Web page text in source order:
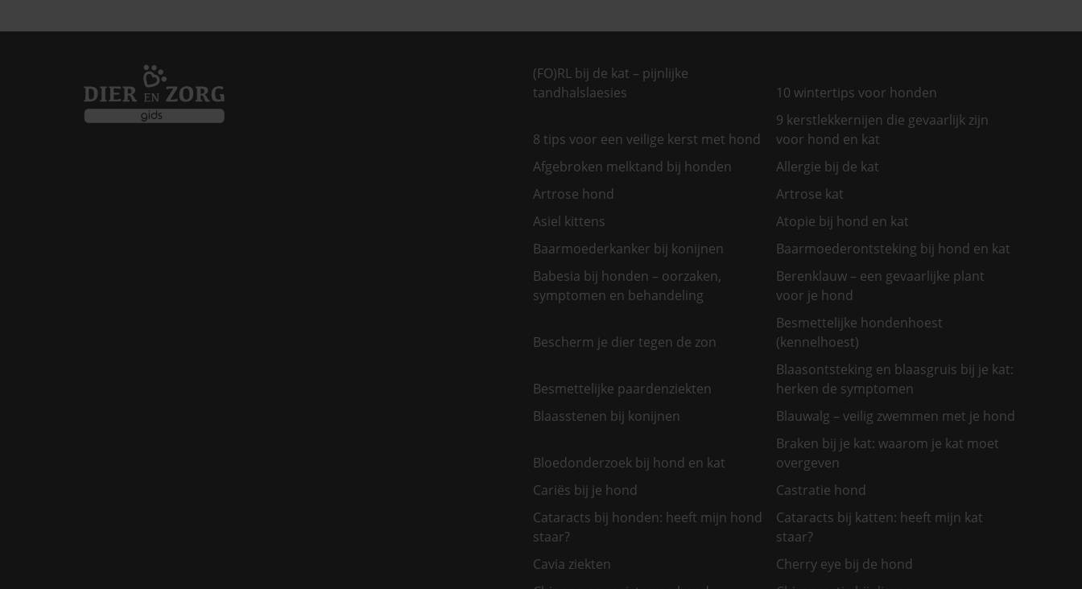
(FO)RL bij de kat – pijnlijke
tandhalslaesies
10 wintertips voor honden
8 tips voor een veilige kerst met hond
9 kerstlekkernijen die gevaarlijk zijn
voor hond en kat
Afgebroken melktand bij honden
Allergie bij de kat
Artrose hond
Artrose kat
Asiel kittens
Atopie bij hond en kat
Baarmoederkanker bij konijnen
Baarmoederontsteking bij hond en kat
Babesia bij honden – oorzaken,
symptomen en behandeling
Berenklauw – een gevaarlijke plant
voor je hond
Bescherm je dier tegen de zon
Besmettelijke hondenhoest
(kennelhoest)
Besmettelijke paardenziekten
Blaasontsteking en blaasgruis bij je kat:
herken de symptomen
Blaasstenen bij konijnen
Blauwalg – veilig zwemmen met je hond
Bloedonderzoek bij hond en kat
Braken bij je kat: waarom je kat moet
overgeven
Cariës bij je hond
Castratie hond
Cataracts bij honden: heeft mijn hond
staar?
Cataracts bij katten: heeft mijn kat
staar?
Cavia ziekten
Cherry eye bij de hond